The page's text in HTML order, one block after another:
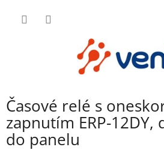
Časové relé s
zapnutím ERP-12DY,
do panelu